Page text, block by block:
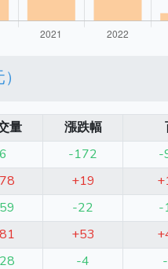
量 漲跌幅
6 -172
-
+19
-22
-
+53
-4